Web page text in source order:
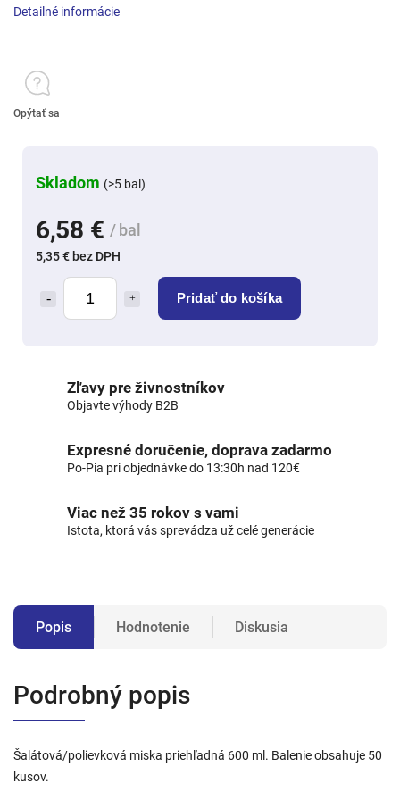
6,58 € / bal
5,35 € bez DPH
Pridať do košíka
Skladom (>5 bal)
Detailné informácie
Opýtať sa
Zľavy pre živnostníkov
Objavte výhody B2B
Expresné doručenie, doprava zadarmo
Po-Pia pri objednávke do 13:30h nad 120€
Viac než 35 rokov s vami
Istota, ktorá vás sprevádza už celé generácie
Popis Hodnotenie Diskusia
Podrobný popis
Šalátová/polievková miska priehľadná 600 ml. Balenie obsahuje 50
kusov.